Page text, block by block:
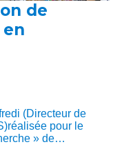
de
en
(Directeur de
pour le
» de…